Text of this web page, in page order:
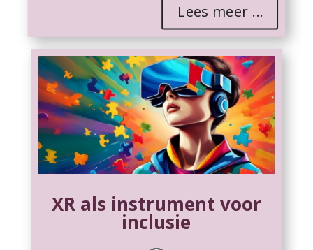
Lees meer ...
XR als instrument voor
inclusie